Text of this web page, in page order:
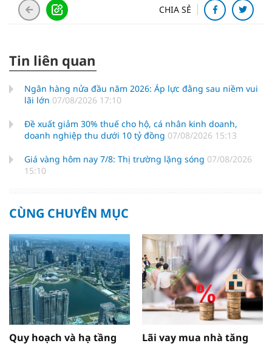
CHIA SẺ
Tin liên quan
Ngân hàng nửa đầu năm 2026: Áp lực đằng sau niềm vui
lãi lớn 07/08/2026 17:10
Đề xuất giảm 30% thuế cho hộ, cá nhân kinh doanh,
doanh nghiệp thu dưới 10 tỷ đồng 07/08/2026 15:13
Giá vàng hôm nay 7/8: Thị trường lặng sóng 07/08/2026
15:10
CÙNG CHUYÊN MỤC
Quy hoạch và hạ tầng
Lãi vay mua nhà tăng